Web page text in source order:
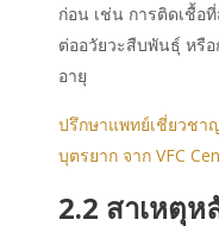
ก่อน เช่น การติดเชื้อ
ต่ออวัยวะสืบพันธุ์ หรื
อายุ
ปรึกษาแพทย์เชี่ยวชา
บุตรยาก จาก VFC
2.2 สาเหตุห